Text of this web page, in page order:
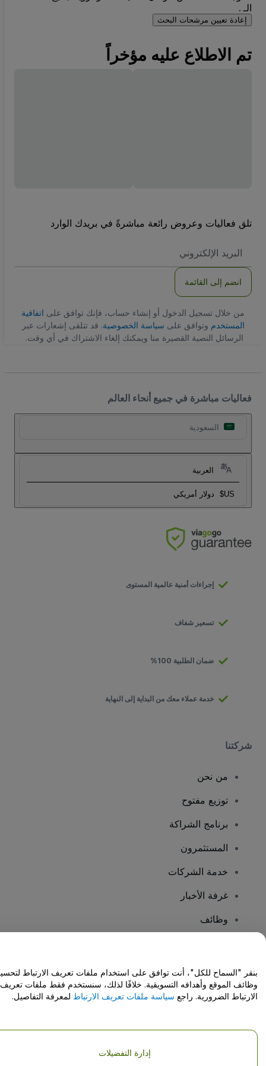
الـ .
إعادة تعيين مرشحات البحث
تم الاطلاع عليه مؤخراً
تلق فعاليات وعروض رائعة مباشرةً في بريدك الوارد
الاكتروني
انضم إلى القائمة
من خلال تسجيل الدخول أو إنشاء حساب، فإنك توافق على اتفاقية
المستخدم وتوافق على سياسة الخصوصية. قد تتلقى إشعارات عبر
الرسائل النصية القصيرة منا ويمكنك إلغاء الاشتراك في أي وقت.
فعاليات مباشرة في جميع أنحاء العالم
السعودية
العربية
US$ دولار أمريكي
إجراءات أمنية عالمية المستوى
تسعير شفاف
ضمان الطلبية 100%
خدمة عملاء معك من البداية إلى النهاية
شركتنا
من نحن
توزيع مفتوح
برنامج الشراكة
المستثمرون
خدمة الشركات
غرفة الأخبار
وظائف
مركز المساعدة / اتصل بنا
حقوق النشر © شركة فياجوجو المحدودة 2026
تفاصيل الشركة
بنقر "السماح للكل"، أنت توافق على استخدام ملفات تعريف الارتباط
وظائف الموقع وأهدافه التسويقية. خلافًا لذلك، سنستخدم فقط ملفات تعريف
الارتباط الضرورية. راجع سياسة ملفات تعريف الارتباط لمعرفة التفاصيل.
إدارة التفضيلات